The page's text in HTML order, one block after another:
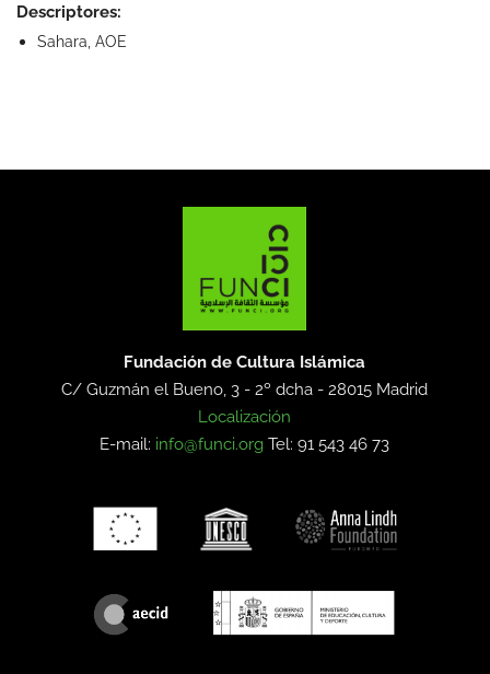
Descriptores:
Sahara, AOE
Fundación de Cultura Islámica
C/ Guzmán el Bueno, 3 - 2º dcha -28015 Madrid
Localización
E-mail: info@funci.org Tel: 91 543 46 73